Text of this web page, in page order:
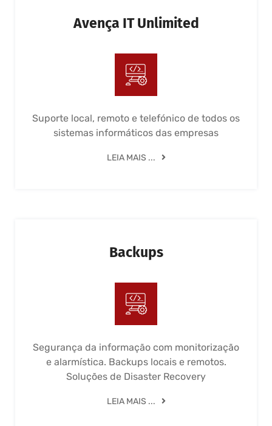
Avença IT Unlimited
Suporte local, remoto e telefónico de todos os
sistemas informáticos das empresas
LEIA MAIS ...
Backups
Segurança da informação com monitorização
e alarmística. Backups locais e remotos.
Soluções de Disaster Recovery
LEIA MAIS ...